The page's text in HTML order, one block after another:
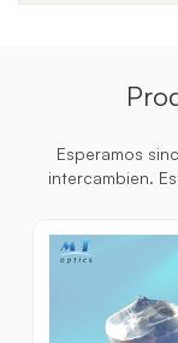
Esperamos
intercambien.